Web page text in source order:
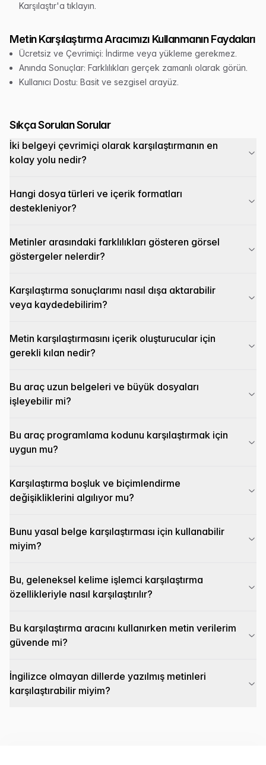
Karşılaştır'a tıklayın.
Metin Karşılaştırma Aracımızı Kullanmanın Faydaları
Ücretsiz ve Çevrimiçi: İndirme veya yükleme gerekmez.
Anında Sonuçlar: Farklılıkları gerçek zamanlı olarak görün.
Kullanıcı Dostu: Basit ve sezgisel arayüz.
Sıkça Sorulan Sorular
İki belgeyi çevrimiçi olarak karşılaştırmanın en
kolay yolu nedir?
Hangi dosya türleri ve içerik formatları
destekleniyor?
Metinler arasındaki farklılıkları gösteren görsel
göstergeler nelerdir?
Karşılaştırma sonuçlarımı nasıl dışa aktarabilir
veya kaydedebilirim?
Metin karşılaştırmasını içerik oluşturucular için
gerekli kılan nedir?
Bu araç uzun belgeleri ve büyük dosyaları
işleyebilir mi?
Bu araç programlama kodunu karşılaştırmak için
uygun mu?
Karşılaştırma boşluk ve biçimlendirme
değişikliklerini algılıyor mu?
Bunu yasal belge karşılaştırması için kullanabilir
miyim?
Bu, geleneksel kelime işlemci karşılaştırma
özellikleriyle nasıl karşılaştırılır?
Bu karşılaştırma aracını kullanırken metin verilerim
güvende mi?
İngilizce olmayan dillerde yazılmış metinleri
karşılaştırabilir miyim?